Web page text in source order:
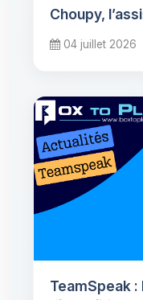
Choupy,
04 juillet 2026
TeamSpeak